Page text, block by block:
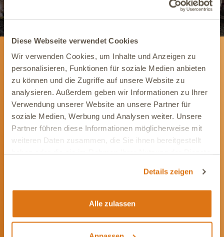
Diese Webseite verwendet Cookies
Wir verwenden Cookies, um Inhalte und Anzeigen zu
personalisieren, Funktionen für soziale Medien anbieten
zu können und die Zugriffe auf unsere Website zu
analysieren. Außerdem geben wir Informationen zu Ihrer
Verwendung unserer Website an unsere Partner für
soziale Medien, Werbung und Analysen weiter. Unsere
Partner führen diese Informationen möglicherweise mit
weiteren Daten zusammen, die Sie ihnen bereitgestellt
Details zeigen
Alle zulassen
Newsletter
Wir informieren Dich gerne mit wertvollen Tipps
und Angeboten rund um die Gesundheit Deines
Tieres.
Newsletter abonnieren
Werde Teil unserer Community